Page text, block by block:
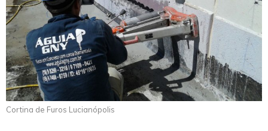
Cortina de Furos Lucianópolis